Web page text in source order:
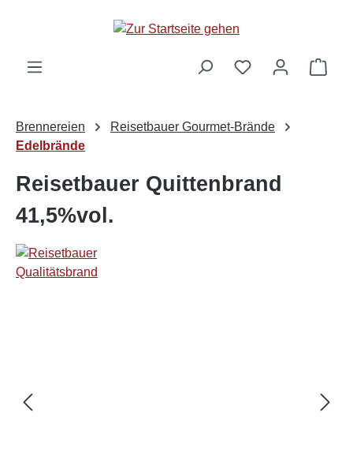
Brennereien
Reisetbauer Gourmet-Brände
Edelbrände
Reisetbauer Quittenbrand
41,5%vol.